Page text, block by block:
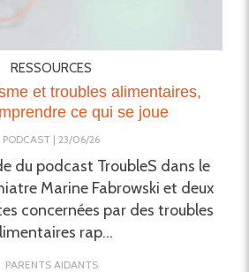
RESSOURCES
et troubles alimentaires,
ce qui se joue
PODCAST 23/06/26
du podcast TroubleS dans le
Marine Fabrowski et deux
concernées par des troubles
rap...
PARENTS AIDANTS